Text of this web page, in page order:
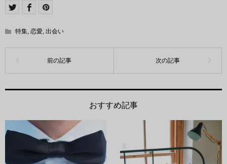
特集 恋愛 出会い
おすすめ記事